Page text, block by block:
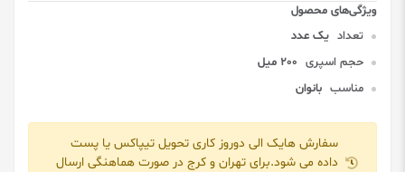
تعداد یک عدد
حجم اسپری 200 میل
مناسب بانوان
سفارش هایک الی دوروز کاری تحویل تیپاکس یا پست
داده می شود.برای تهران و کرج در صورت هماهنگی ارسال